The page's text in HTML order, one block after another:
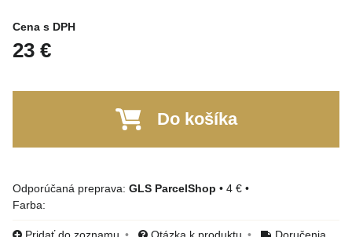
Cena s DPH
23 €
Do košíka
GLS ParcelShop • 4 € •
Farba: